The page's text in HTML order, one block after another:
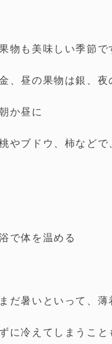
物も美味しい季節で
、昼の果物は銀、夜
か昼に
やブドウ、柿など
で体を温める
だ暑いといって、
に冷えてしまうこと